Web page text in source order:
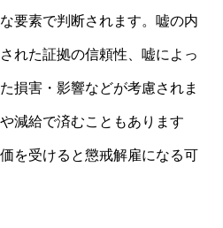
要素で判断されます。嘘の内
れた証拠の信頼性、嘘によっ
損害・影響などが考慮されま
減給で済むこともあります
を受けると懲戒解雇になる可